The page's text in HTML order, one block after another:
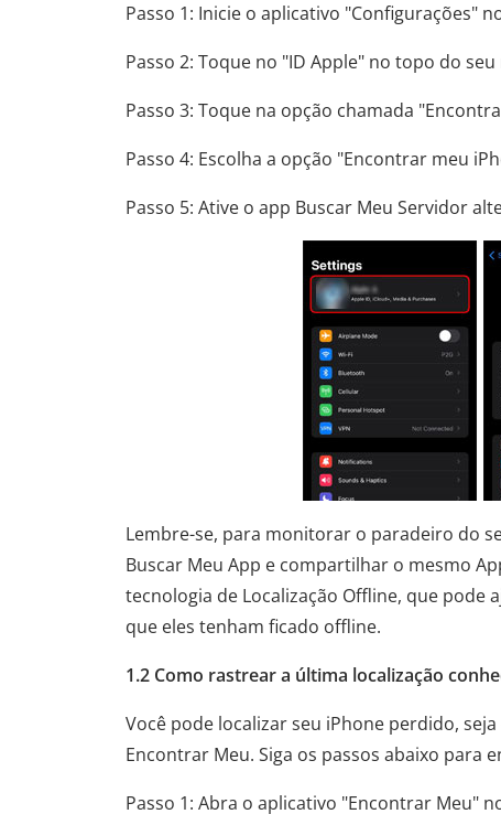
Passo 1: Inicie o aplicativo "Configurações"
Passo 2: Toque no "ID Apple" no topo do seu
Passo 3: Toque na opção chamada
Passo 4: Escolha a opção "Encontrar meu
Passo 5: Ative o app Buscar Meu Servidor
Lembre-se, para monitorar o paradeiro do
Buscar Meu App e compartilhar o mesmo
tecnologia de Localização Offline, que pode
que eles tenham ficado offline.
1.2 Como rastrear a última localização
Você pode localizar seu iPhone perdido,
Encontrar Meu. Siga os passos abaixo para
Passo 1: Abra o aplicativo "Encontrar Meu"